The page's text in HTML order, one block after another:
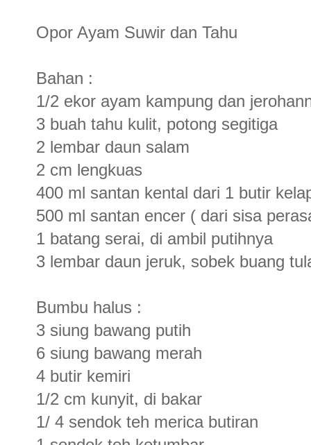
Opor Ayam Suwir dan Tahu
Bahan :
1/2 ekor ayam kampung dan
3 buah tahu kulit, potong segitiga
2 lembar daun salam
2 cm lengkuas
400 ml santan kental dari 1 butir
500 ml santan encer ( dari sisa
1 batang serai, di ambil putihnya
3 lembar daun jeruk, sobek buang
Bumbu halus :
3 siung bawang putih
6 siung bawang merah
4 butir kemiri
1/2 cm kunyit, di bakar
1/ 4 sendok teh merica butiran